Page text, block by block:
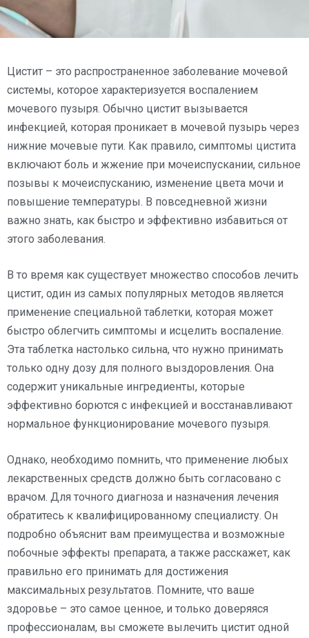
Цистит – это распространенное заболевание мочевой
системы, которое характеризуется воспалением
мочевого пузыря. Обычно цистит вызывается
инфекцией, которая проникает в мочевой пузырь через
нижние мочевые пути. Как правило, симптомы цистита
включают боль и жжение при мочеиспускании, сильное
позывы к мочеиспусканию, изменение цвета мочи и
повышение температуры. В повседневной жизни
важно знать, как быстро и эффективно избавиться от
этого заболевания.
В то время как существует множество способов лечить
цистит, один из самых популярных методов является
применение специальной таблетки, которая может
быстро облегчить симптомы и исцелить воспаление.
Эта таблетка настолько сильна, что нужно принимать
только одну дозу для полного выздоровления. Она
содержит уникальные ингредиенты, которые
эффективно борются с инфекцией и восстанавливают
нормальное функционирование мочевого пузыря.
Однако, необходимо помнить, что применение любых
лекарственных средств должно быть согласовано с
врачом. Для точного диагноза и назначения лечения
обратитесь к квалифицированному специалисту. Он
подробно объяснит вам преимущества и возможные
побочные эффекты препарата, а также расскажет, как
правильно его принимать для достижения
максимальных результатов. Помните, что ваше
здоровье – это самое ценное, и только доверяяся
профессионалам, вы сможете вылечить цистит одной